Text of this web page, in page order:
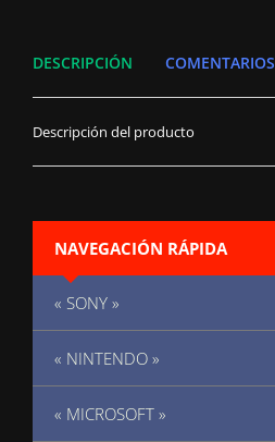
DESCRIPCIÓN COMENTARIOS
Descripción del producto
NAVEGACIÓN RÁPIDA
« SONY »
« NINTENDO »
« MICROSOFT »